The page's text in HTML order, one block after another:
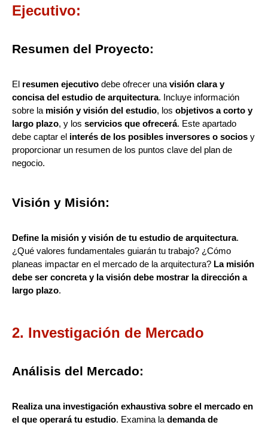
Ejecutivo:
Resumen del Proyecto:
El resumen ejecutivo debe ofrecer una visión clara y
concisa del estudio de arquitectura. Incluye información
sobre la misión y visión del estudio, los objetivos a corto y
largo plazo, y los servicios que ofrecerá. Este apartado
debe captar el interés de los posibles inversores o socios y
proporcionar un resumen de los puntos clave del plan de
negocio.
Visión y Misión:
Define la misión y visión de tu estudio de arquitectura.
¿Qué valores fundamentales guiarán tu trabajo? ¿Cómo
planeas impactar en el mercado de la arquitectura? La misión
debe ser concreta y la visión debe mostrar la dirección a
largo plazo.
2. Investigación de Mercado
Análisis del Mercado:
Realiza una investigación exhaustiva sobre el mercado en
el que operará tu estudio. Examina la demanda de